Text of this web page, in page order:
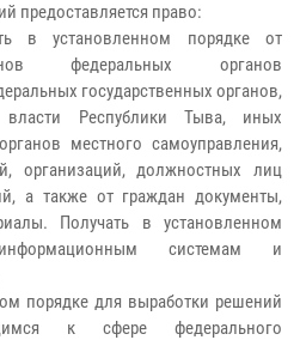
предоставляется право:
в установленном порядке от
федеральных органов
государственных органов,
власти Республики Тыва, иных
местного самоуправления,
организаций, должностных лиц
а также от граждан документы,
Получать в установленном
системам и
порядке для выработки решений
к сфере федерального